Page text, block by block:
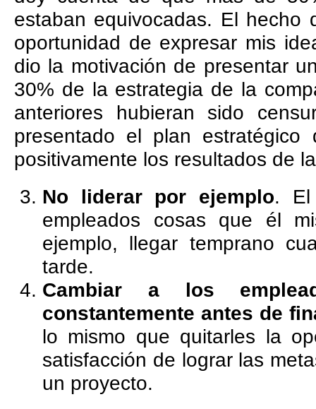
estaban equivocadas. El hecho
oportunidad de expresar mis
dio la motivación de presentar
30% de la estrategia de la
anteriores hubieran sido
presentado el plan
positivamente los resultados de
No liderar por ejemplo. El
empleados cosas que él
ejemplo, llegar temprano
tarde.
Cambiar a los
constantemente antes de
lo mismo que quitarles la
satisfacción de lograr las
un proyecto.